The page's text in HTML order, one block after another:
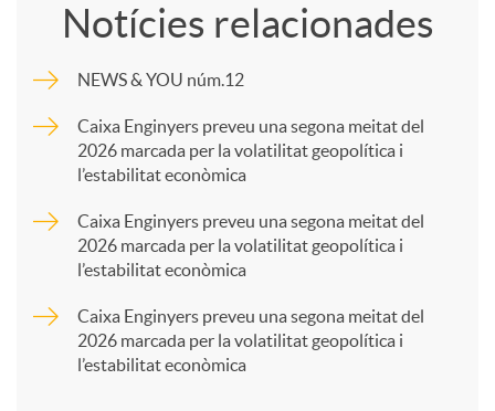
m
p
Notícies relacionades
NEWS & YOU núm.12
Caixa Enginyers preveu una segona meitat del
2026 marcada per la volatilitat geopolítica i
l’estabilitat econòmica
Caixa Enginyers preveu una segona meitat del
2026 marcada per la volatilitat geopolítica i
l’estabilitat econòmica
Caixa Enginyers preveu una segona meitat del
2026 marcada per la volatilitat geopolítica i
l’estabilitat econòmica